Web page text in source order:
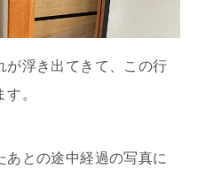
が浮き出てきて、この行
。
あとの途中経過の写真に